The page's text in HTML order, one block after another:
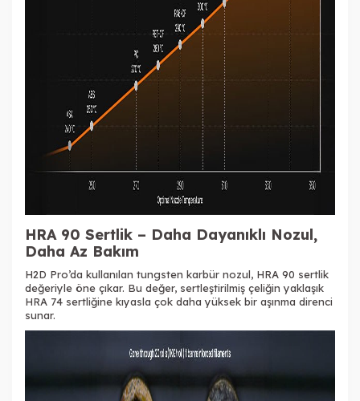
HRA 90 Sertlik – Daha Dayanıklı Nozul,
Daha Az Bakım
H2D Pro’da kullanılan tungsten karbür nozul, HRA 90 sertlik
değeriyle öne çıkar. Bu değer, sertleştirilmiş çeliğin yaklaşık
HRA 74 sertliğine kıyasla çok daha yüksek bir aşınma direnci
sunar.